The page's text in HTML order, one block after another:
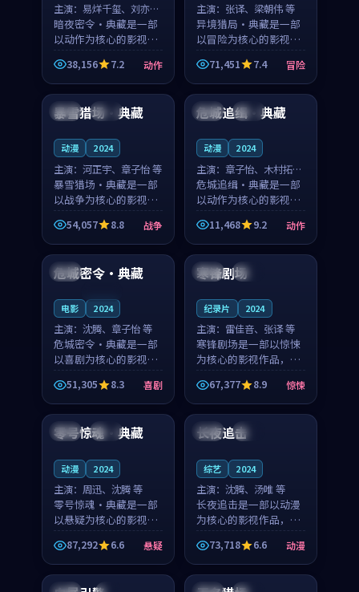
主演： 易烊千玺、刘亦菲
等
暗夜密令·典藏是一部
以动作为核心的影视作
品，围绕危机、反转与
人物成长展开，整体节
奏紧凑，值得推荐观
看。
38,156 7.2 动作
主演： 张译、梁朝伟 等
异境猎局·典藏是一部
以冒险为核心的影视作
品，围绕危机、反转与
人物成长展开，整体节
奏紧凑，值得推荐观
看。
71,451 7.4 冒险
中国 院线
暴雪猎场·典藏
动漫 2024
主演： 河正宇、章子怡 等
暴雪猎场·典藏是一部
以战争为核心的影视作
品，围绕危机、反转与
人物成长展开，整体节
奏紧凑，值得推荐观
看。
54,057 8.8 战争
中国 独播
危城追缉·典藏
动漫 2024
主演： 章子怡、木村拓哉
等
危城追缉·典藏是一部
以动作为核心的影视作
品，围绕危机、反转与
人物成长展开，整体节
奏紧凑，值得推荐观
看。
11,468 9.2 动作
美国
危城密令·典藏
电影 2024
主演： 沈腾、章子怡 等
危城密令·典藏是一部
以喜剧为核心的影视作
品，围绕危机、反转与
人物成长展开，整体节
奏紧凑，值得推荐观
看。
51,305 8.3 喜剧
法国 热播
寒锋剧场
纪录片 2024
主演： 雷佳音、张译 等
寒锋剧场是一部以惊悚
为核心的影视作品，围
绕危机、反转与人物成
长展开，整体节奏紧
凑，值得推荐观看。
67,377 8.9 惊悚
中国 完结
零号惊魂·典藏
动漫 2024
主演： 周迅、沈腾 等
零号惊魂·典藏是一部
以悬疑为核心的影视作
品，围绕危机、反转与
人物成长展开，整体节
奏紧凑，值得推荐观
看。
87,292 6.6 悬疑
韩国 独播
长夜追击
综艺 2024
主演： 沈腾、汤唯 等
长夜追击是一部以动漫
为核心的影视作品，围
绕危机、反转与人物成
长展开，整体节奏紧
凑，值得推荐观看。
73,718 6.6 动漫